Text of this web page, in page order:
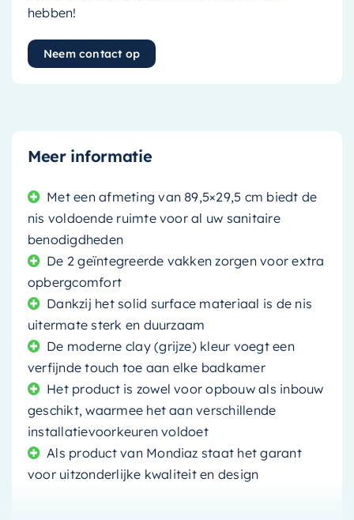
hebben!
Neem contact op
Meer informatie
Met een afmeting van 89,5×29,5 cm biedt de
nis voldoende ruimte voor al uw sanitaire
benodigdheden
De 2 geïntegreerde vakken zorgen voor extra
opbergcomfort
Dankzij het solid surface materiaal is de nis
uitermate sterk en duurzaam
De moderne clay (grijze) kleur voegt een
verfijnde touch toe aan elke badkamer
Het product is zowel voor opbouw als inbouw
geschikt, waarmee het aan verschillende
installatievoorkeuren voldoet
Als product van Mondiaz staat het garant
voor uitzonderlijke kwaliteit en design